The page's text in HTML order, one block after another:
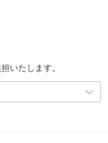
いたします。